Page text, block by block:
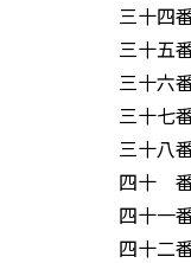
三十
三十
三十
三十
三十
四十
四十
四十